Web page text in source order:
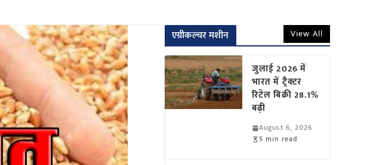
एग्रीकल्चर मशीन View All
जुलाई 2026 में
भारत में ट्रैक्टर
रिटेल बिक्री 28.1%
बढ़ी
August 6, 2026
5 min read